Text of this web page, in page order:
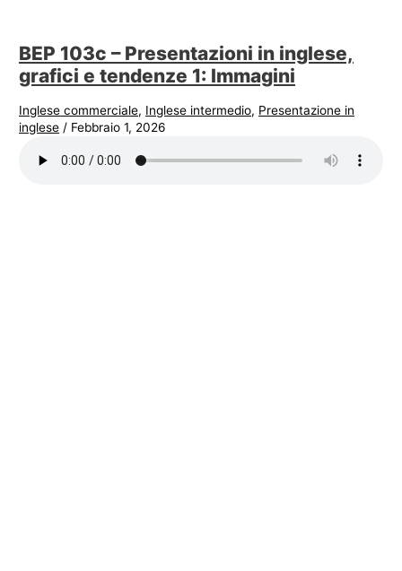
BEP 103c – Presentazioni in inglese,
grafici e tendenze 1: Immagini
Inglese commerciale, Inglese intermedio, Presentazione in
inglese / Febbraio 1, 2026